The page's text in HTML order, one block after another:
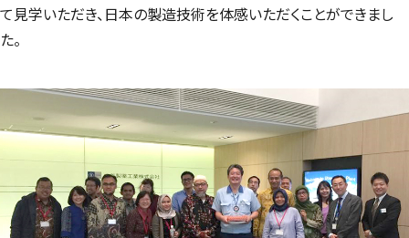
て見学いただき、日本の製造技術を体感いただくことができまし
た。